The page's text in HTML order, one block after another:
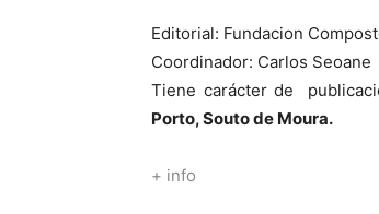
Editorial: Fundacion
Coordinador: Carlos Seoane
Tiene carácter de
Porto, Souto de Moura.
+ info